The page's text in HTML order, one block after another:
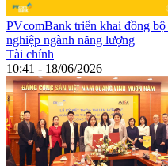
PVcomBank triển khai đồng
nghiệp ngành năng lượng
Tài chính
10:41 - 18/06/2026